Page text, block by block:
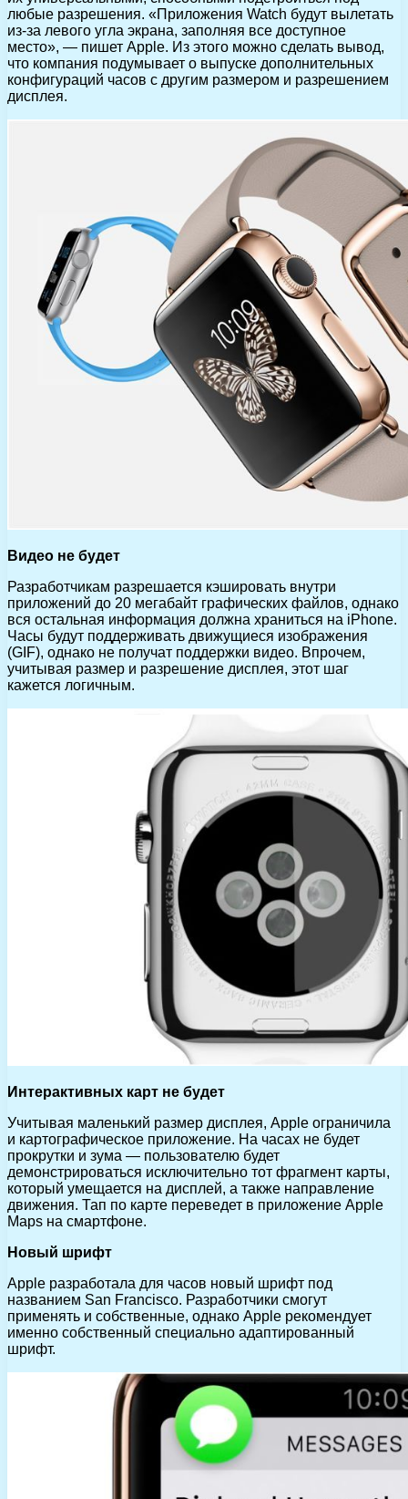
любые разрешения. «Приложения Watch будут вылетать
из-за левого угла экрана, заполняя все доступное
место», — пишет Apple. Из этого можно сделать вывод,
что компания подумывает о выпуске дополнительных
конфигураций часов с другим размером и разрешением
дисплея.
Видео не будет
Разработчикам разрешается кэшировать внутри
приложений до 20 мегабайт графических файлов, однако
вся остальная информация должна храниться на iPhone.
Часы будут поддерживать движущиеся изображения
(GIF), однако не получат поддержки видео. Впрочем,
учитывая размер и разрешение дисплея, этот шаг
кажется логичным.
Интерактивных карт не будет
Учитывая маленький размер дисплея, Apple ограничила
и картографическое приложение. На часах не будет
прокрутки и зума — пользователю будет
демонстрироваться исключительно тот фрагмент карты,
который умещается на дисплей, а также направление
движения. Тап по карте переведет в приложение Apple
Maps на смартфоне.
Новый шрифт
Apple разработала для часов новый шрифт под
названием San Francisco. Разработчики смогут
применять и собственные, однако Apple рекомендует
именно собственный специально адаптированный
шрифт.